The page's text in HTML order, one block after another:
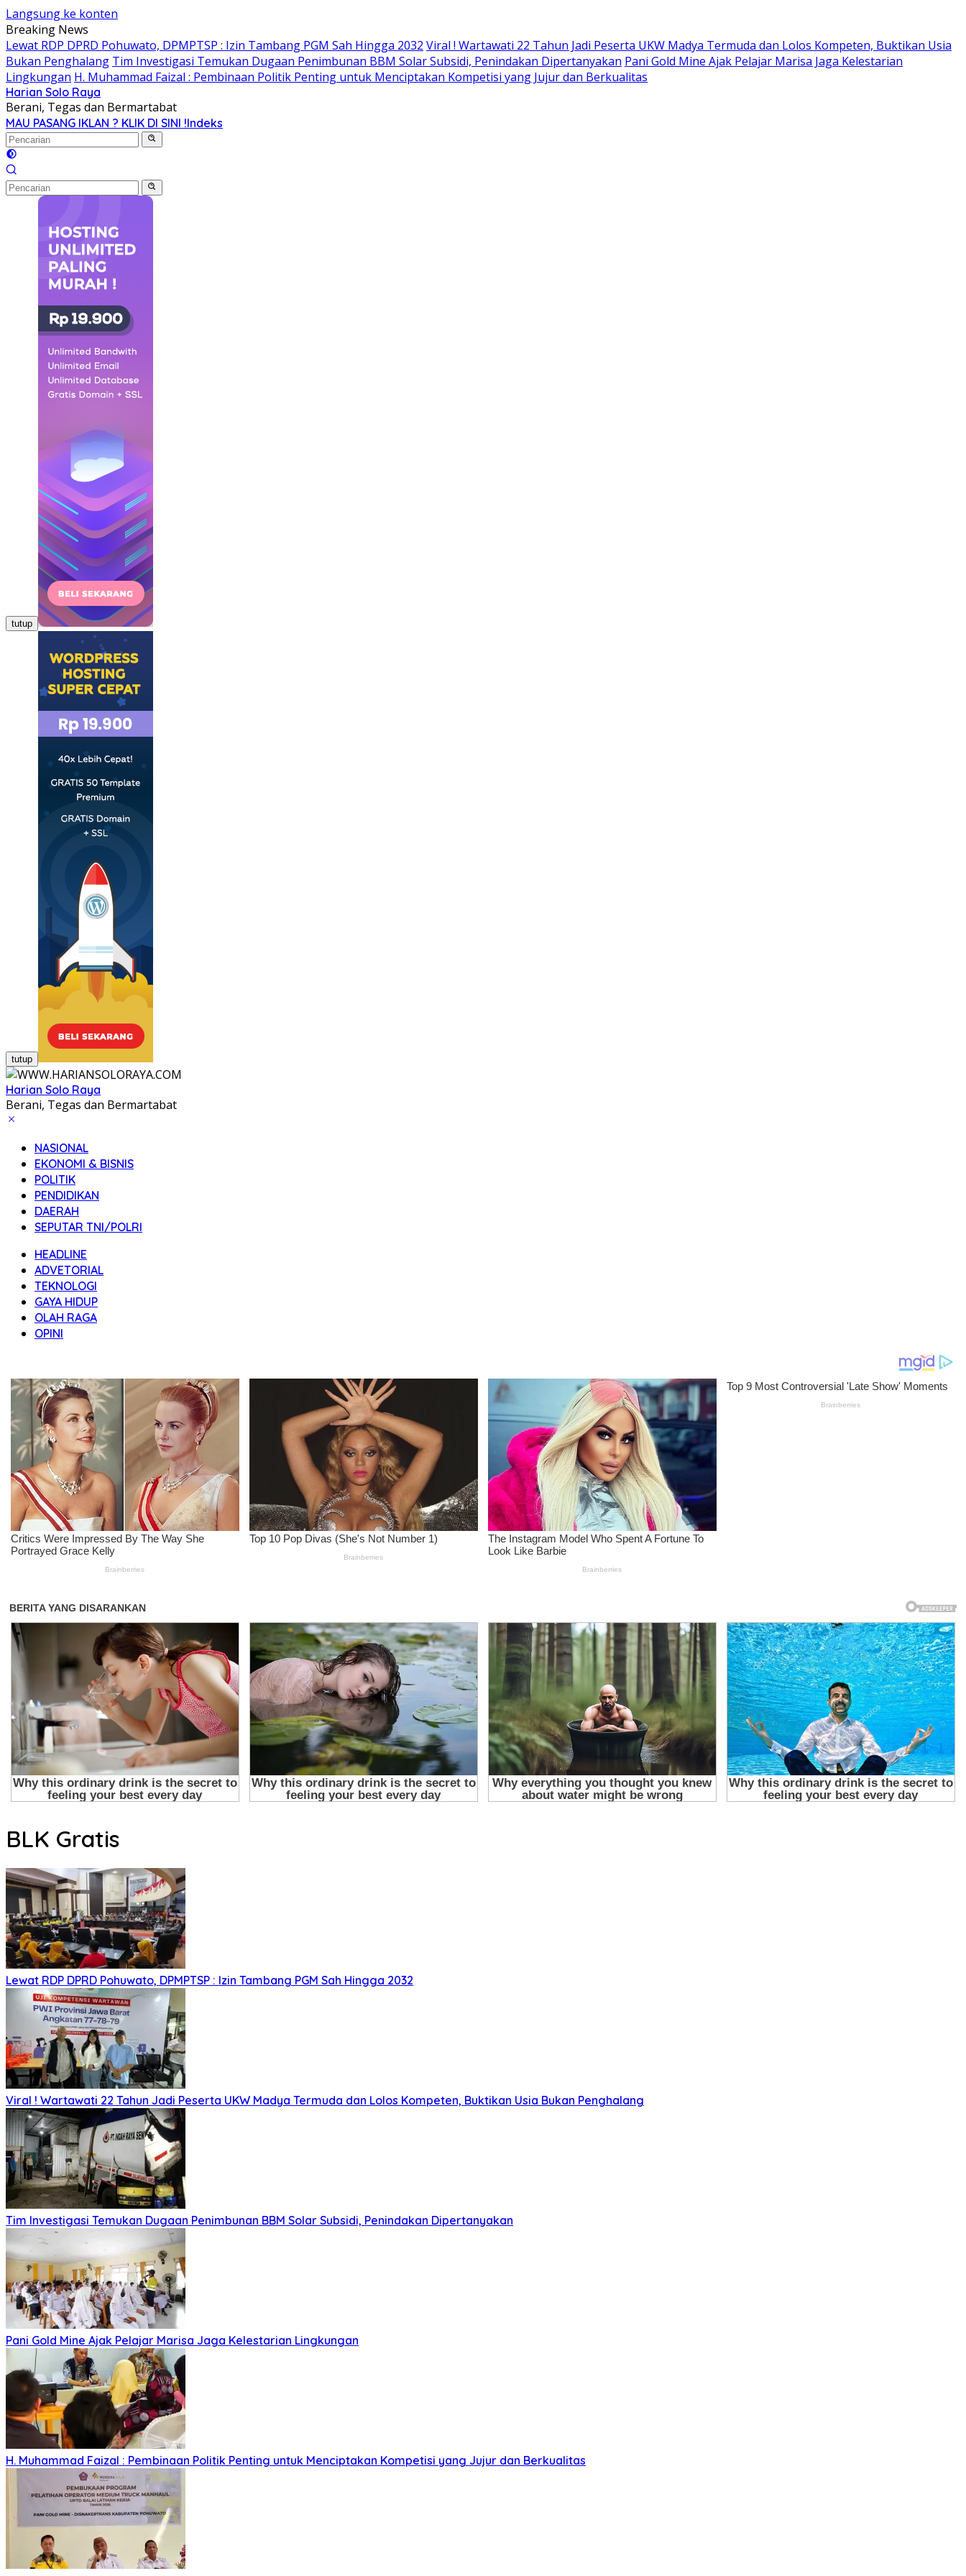
Langsung ke konten
Breaking News
Lewat RDP DPRD Pohuwato, DPMPTSP : Izin Tambang PGM Sah Hingga 2032 Viral ! Wartawati 22 Tahun Jadi Peserta UKW Madya Termuda dan Lolos Kompeten, Buktikan Usia
Bukan Penghalang Tim Investigasi Temukan Dugaan Penimbunan BBM Solar Subsidi, Penindakan Dipertanyakan Pani Gold Mine Ajak Pelajar Marisa Jaga Kelestarian
Lingkungan H. Muhammad Faizal : Pembinaan Politik Penting untuk Menciptakan Kompetisi yang Jujur dan Berkualitas
Harian Solo Raya
Berani, Tegas dan Bermartabat
MAU PASANG IKLAN ? KLIK DI SINI !Indeks
tutup
tutup
Harian Solo Raya
Berani, Tegas dan Bermartabat
NASIONAL
EKONOMI & BISNIS
POLITIK
PENDIDIKAN
DAERAH
SEPUTAR TNI/POLRI
HEADLINE
ADVETORIAL
TEKNOLOGI
GAYA HIDUP
OLAH RAGA
OPINI
BLK Gratis
Lewat RDP DPRD Pohuwato, DPMPTSP : Izin Tambang PGM Sah Hingga 2032
Viral ! Wartawati 22 Tahun Jadi Peserta UKW Madya Termuda dan Lolos Kompeten, Buktikan Usia Bukan Penghalang
Tim Investigasi Temukan Dugaan Penimbunan BBM Solar Subsidi, Penindakan Dipertanyakan
Pani Gold Mine Ajak Pelajar Marisa Jaga Kelestarian Lingkungan
H. Muhammad Faizal : Pembinaan Politik Penting untuk Menciptakan Kompetisi yang Jujur dan Berkualitas